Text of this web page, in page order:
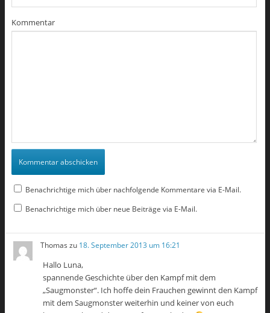
Kommentar
Benachrichtige mich über nachfolgende Kommentare via E-Mail.
Benachrichtige mich über neue Beiträge via E-Mail.
Thomas zu 18. September 2013 um 16:21
Hallo Luna,
spannende Geschichte über den Kampf mit dem
„Saugmonster“. Ich hoffe dein Frauchen gewinnt den Kampf
mit dem Saugmonster weiterhin und keiner von euch